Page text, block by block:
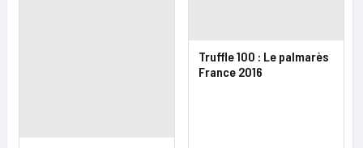
Truffle 100 : Le palmarès
France 2016